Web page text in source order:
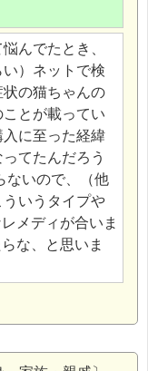
んでたとき、
い）ネットで検
の猫ちゃんの
とが載ってい
に至った経緯
てたんだろう
ないので、（他
ういうタイプや
メディが合いま
な、と思いま